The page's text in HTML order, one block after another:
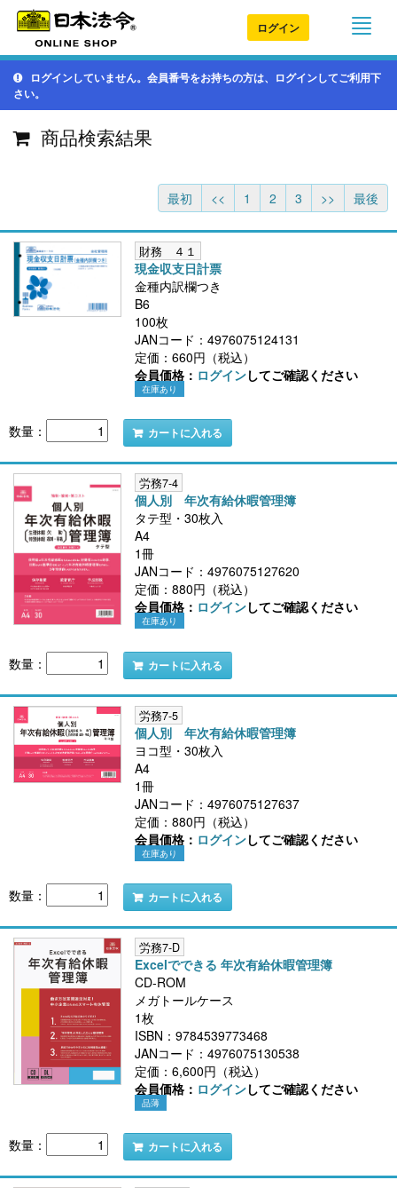
ログイン
ログインしていません。会員番号をお持ちの方は、ログインしてご利用下
さい。
商品検索結果
最初 << 1 2 3 >> 最後
財務 ４１
現金収支日計票
金種内訳欄つき
B6
100枚
JANコード：4976075124131
定価：660円（税込）
会員価格： ログインしてご確認ください
在庫あり
数量： カートに入れる
労務7-4
個人別 年次有給休暇管理簿
タテ型・30枚入
A4
1冊
JANコード：4976075127620
定価：880円（税込）
会員価格： ログインしてご確認ください
在庫あり
数量： カートに入れる
労務7-5
個人別 年次有給休暇管理簿
ヨコ型・30枚入
A4
1冊
JANコード：4976075127637
定価：880円（税込）
会員価格： ログインしてご確認ください
在庫あり
数量： カートに入れる
労務7-D
Excelでできる 年次有給休暇管理簿
CD-ROM
メガトールケース
1枚
ISBN：9784539773468
JANコード：4976075130538
定価：6,600円（税込）
会員価格： ログインしてご確認ください
品薄
数量： カートに入れる